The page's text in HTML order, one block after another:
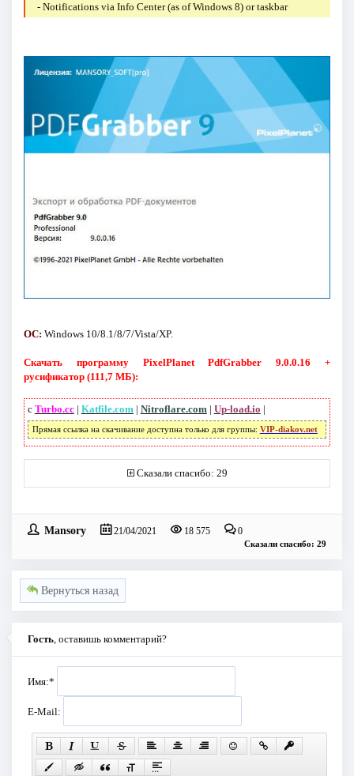
- Notifications via Info Center (as of Windows 8) or taskbar
ОС: Windows 10/8.1/8/7/Vista/XP.
Скачать программу PixelPlanet PdfGrabber 9.0.0.16 +
русификатор (111,7 МБ):
с Turbo.cc| Katfile.com| Nitroflare.com| Up-load.io |
Прямая ссылка на скачивание доступна только для группы: VIP-diakov.net
Сказали спасибо: 29
Mansory 21/04/2021 18 575 0
Сказали спасибо: 29
Вернуться назад
Гость, оставишь комментарий?
Имя:*
E-Mail: